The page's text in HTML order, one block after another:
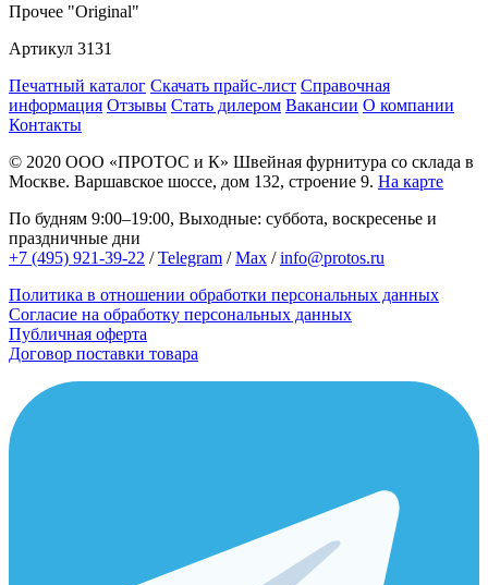
Прочее "Original"
Артикул 3131
Печатный каталог Скачать прайс-лист Справочная
информация Отзывы Стать дилером Вакансии О компании
Контакты
© 2020 ООО «ПРОТОС и К» Швейная фурнитура со склада в
Москве. Варшавское шоссе, дом 132, строение 9. На карте
По будням 9:00–19:00, Выходные: суббота, воскресенье и
праздничные дни
+7 (495) 921-39-22 /Telegram /Max /info@protos.ru
Политика в отношении обработки персональных данных
Согласие на обработку персональных данных
Публичная оферта
Договор поставки товара